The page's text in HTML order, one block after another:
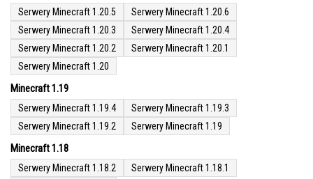
Serwery Minecraft 1.20.5
Serwery Minecraft 1.20.6
Serwery Minecraft 1.20.3
Serwery Minecraft 1.20.4
Serwery Minecraft 1.20.2
Serwery Minecraft 1.20.1
Serwery Minecraft 1.20
Minecraft 1.19
Serwery Minecraft 1.19.4
Serwery Minecraft 1.19.3
Serwery Minecraft 1.19.2
Serwery Minecraft 1.19
Minecraft 1.18
Serwery Minecraft 1.18.2
Serwery Minecraft 1.18.1